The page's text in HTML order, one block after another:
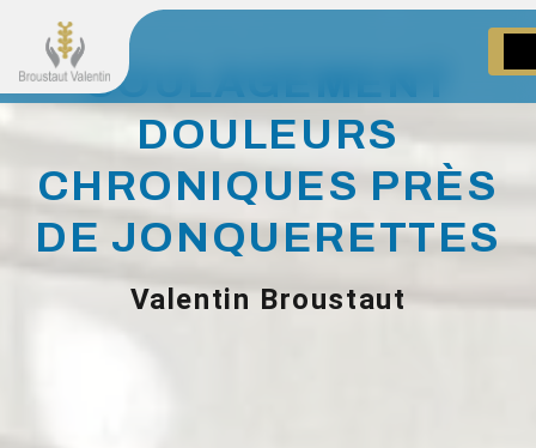
SOULAGEMENT
DOULEURS
CHRONIQUES PRÈS
DE JONQUERETTES
Valentin Broustaut
Panneau de gestion des cookies